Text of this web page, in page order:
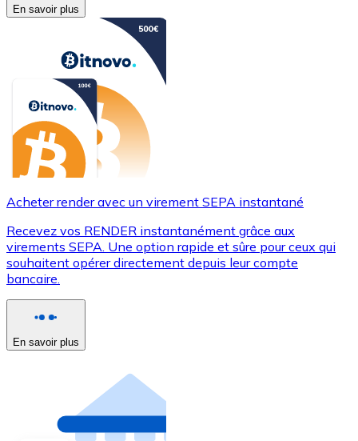
En savoir plus
Acheter render avec un virement SEPA instantané
Recevez vos RENDER instantanément grâce aux
virements SEPA. Une option rapide et sûre pour ceux qui
souhaitent opérer directement depuis leur compte
bancaire.
En savoir plus